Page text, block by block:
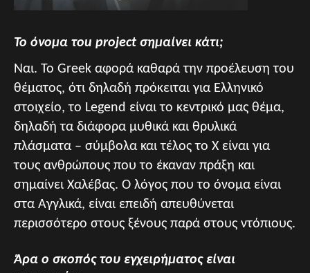
Το όνομα τou project σημαίνει κάτι;
Ναι. Το Greek αφορά καθαρά την προέλευση του
θέματος, ότι δηλαδή πρόκειται για Ελληνικό
στοιχείο, το Legend είναι το κεντρικό μας θέμα,
δηλαδή τα διάφορα μυθικά και θρυλικά
πλάσματα – σύμβολα και τέλος το Χ είναι για
τους ανθρώπους που το έκαναν πράξη και
σημαίνει Χαλέβας. Ο λόγος που το όνομα είναι
στα Αγγλικά, είναι επειδή απευθύνεται
περισσότερο στους ξένους παρά στους ντόπιους.
Άρα ο σκοπός του εγχειρήματος είναι